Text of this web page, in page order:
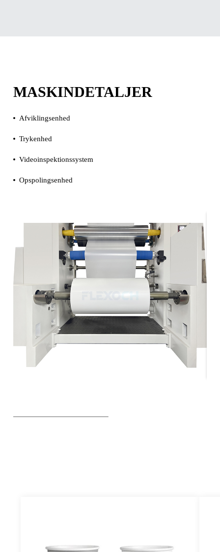
MASKINDETALJER
Afviklingsenhed
Trykenhed
Videoinspektionssystem
Opspolingsenhed